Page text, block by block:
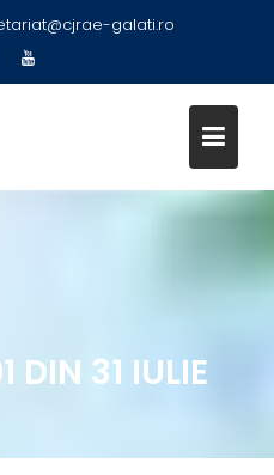
galati.ro
DIN 31 IULIE